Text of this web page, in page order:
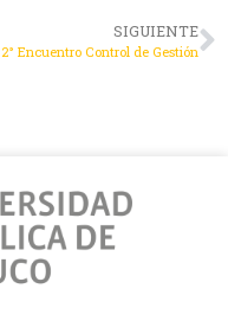
SIGUIENTE
2° Encuentro Control de Gestión